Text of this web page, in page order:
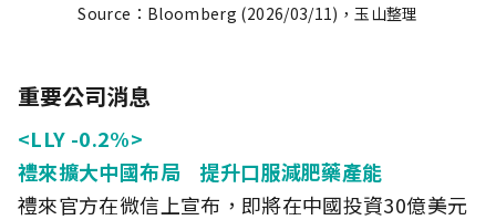
Source：Bloomberg (2026/03/11)，玉山整理
重要公司消息
<LLY -0.2%>
禮來擴大中國布局 提升口服減肥藥產能
禮來官方在微信上宣布，即將在中國投資30億美元